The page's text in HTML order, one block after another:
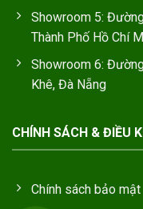
Showroom 5:
Thành Phố Hồ Chí
Showroom 6:
Khê, Đà Nẵng
CHÍNH SÁCH & ĐIỀU
Chính sách bảo mật